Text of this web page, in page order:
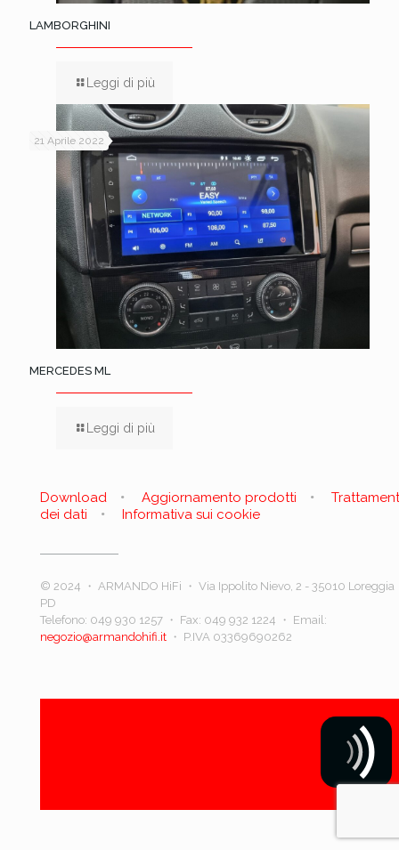
LAMBORGHINI
Leggi di più
21 Aprile 2022
MERCEDES ML
Leggi di più
Download Aggiornamento prodotti
dei dati
Informativa sui cookie
© 2024 ・ ARMANDO HiFi ・ Via Ippolito Nievo, 2 - 35010 Loreggia
PD
Telefono: 049 930 1257 ・ Fax: 049 932 1224 ・ Email:
negozio@armandohifi.it ・ P.IVA 03369690262